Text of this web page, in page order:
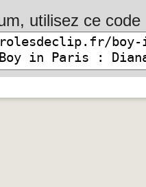
utilisez ce code